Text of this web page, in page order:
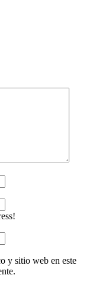
y sitio web en este